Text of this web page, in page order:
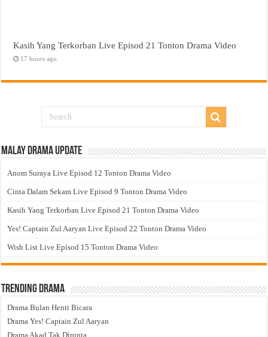
Kasih Yang Terkorban Live Episod 21 Tonton Drama Video
17 hours ago
Malay Drama Update
Anom Suraya Live Episod 12 Tonton Drama Video
Cinta Dalam Sekam Live Episod 9 Tonton Drama Video
Kasih Yang Terkorban Live Episod 21 Tonton Drama Video
Yes! Captain Zul Aaryan Live Episod 22 Tonton Drama Video
Wish List Live Episod 15 Tonton Drama Video
Trending Drama
Drama Bulan Henti Bicara
Drama Yes! Captain Zul Aaryan
Drama Akad Tak Dipinta